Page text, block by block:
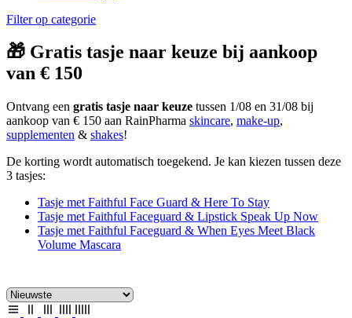
Filter op categorie
🎁 Gratis tasje naar keuze bij aankoop
van € 150
Ontvang een gratis tasje naar keuze tussen 1/08 en 31/08 bij
aankoop van € 150 aan RainPharma skincare, make-up,
supplementen & shakes!
De korting wordt automatisch toegekend. Je kan kiezen tussen deze
3 tasjes:
Tasje met Faithful Face Guard & Here To Stay
Tasje met Faithful Faceguard & Lipstick Speak Up Now
Tasje met Faithful Faceguard & When Eyes Meet Black
Volume Mascara